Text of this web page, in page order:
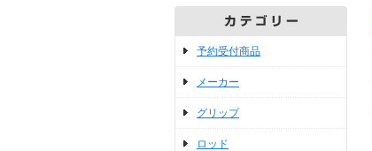
予約受付商品
メーカー
グリップ
ロッド